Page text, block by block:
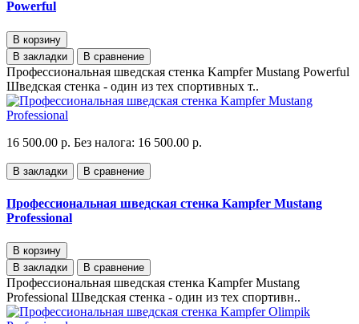
Powerful
В корзину
В закладки
В сравнение
Профессиональная шведская стенка Kampfer Mustang Powerful
Шведская стенка - один из тех спортивных т..
16 500.00 р. Без налога: 16 500.00 р.
В закладки В сравнение
Профессиональная шведская стенка Kampfer Mustang
Professional
В корзину
В закладки
В сравнение
Профессиональная шведская стенка Kampfer Mustang
Professional Шведская стенка - один из тех спортивн..